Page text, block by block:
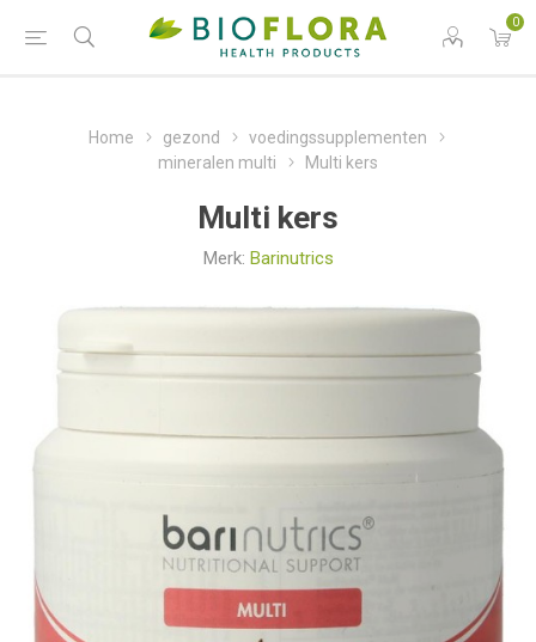
0
Home gezond
voedingssupplementen
mineralen multi
Multi kers
Multi kers
Merk: Barinutrics